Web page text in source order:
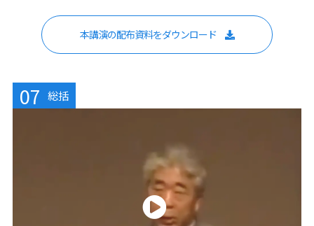
本講演の配布資料をダウンロード
07 総括